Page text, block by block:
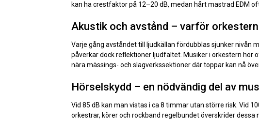
kan ha crestfaktor på 12–20 dB, medan hårt mastrad EDM
Akustik och avstånd – varför
Varje gång avståndet till ljudkällan fördubblas sjunker nivån
påverkar dock reflektioner ljudfältet. Musiker i orkestern hör
nära mässings- och slagverkssektioner där toppar kan nå
Hörselskydd – en nödvändig del av
Vid 85 dB kan man vistas i ca 8 timmar utan större risk. Vid
orkestrar, körer och rockband regelbundet överskrider